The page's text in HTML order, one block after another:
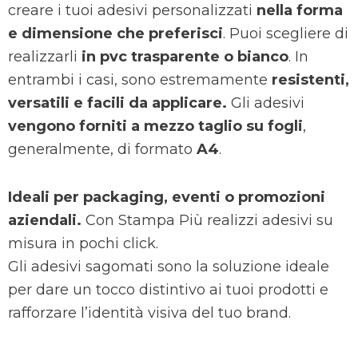
creare i tuoi adesivi personalizzati nella forma
e dimensione che preferisci. Puoi scegliere di
realizzarli in pvc trasparente o bianco. In
entrambi i casi, sono estremamente resistenti,
versatili e facili da applicare. Gli adesivi
vengono forniti a mezzo taglio su fogli,
generalmente, di formato A4.
Ideali per packaging, eventi o promozioni
aziendali. Con Stampa Più realizzi adesivi su
misura in pochi click.
Gli adesivi sagomati sono la soluzione ideale
per dare un tocco distintivo ai tuoi prodotti e
rafforzare l’identità visiva del tuo brand.